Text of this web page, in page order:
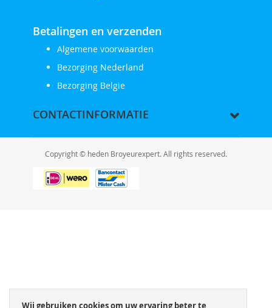
Wij gebruiken cookies om uw ervaring beter te
Betalingen en verzenden
Algemene voorwaarden
Bezorging Nederland
Bezorging Belgie
CONTACTINFORMATIE
Copyright © heden Broyeurexpert. All rights reserved.